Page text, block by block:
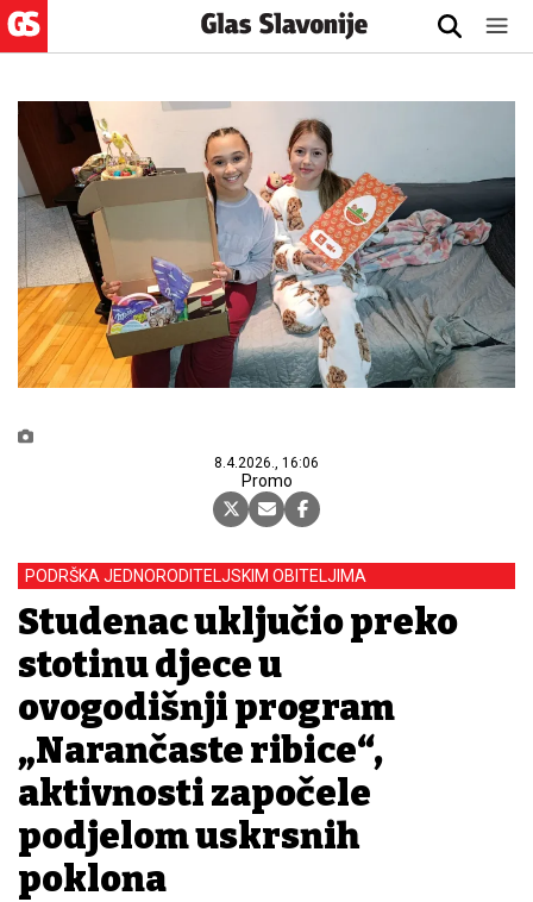
8.4.2026., 16:06
Promo
PODRŠKA JEDNORODITELJSKIM OBITELJIMA
​Studenac uključio preko
stotinu djece u
ovogodišnji program
„Narančaste ribice“,
aktivnosti započele
podjelom uskrsnih
poklona